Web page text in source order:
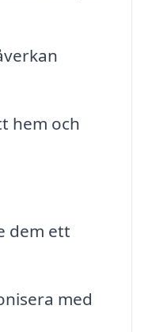
hem och
dem ett
med